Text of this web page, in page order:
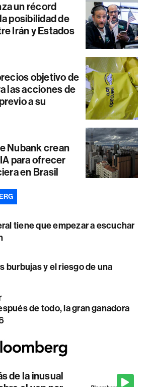
un récord
posibilidad de
Irán y Estados
objetivo de
las acciones de
a su
Nubank crean
para ofrecer
en Brasil
tiene que empezar a escuchar
burbujas y el riesgo de una
de todo, la gran ganadora
de la inusual